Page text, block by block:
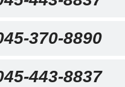
370-8890
443-8837